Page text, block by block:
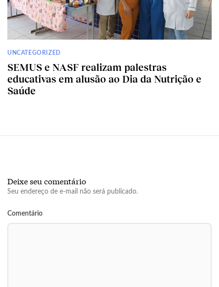
UNCATEGORIZED
SEMUS e NASF realizam palestras
educativas em alusão ao Dia da Nutrição e
Saúde
Deixe seu comentário
Seu endereço de e-mail não será publicado.
Comentário